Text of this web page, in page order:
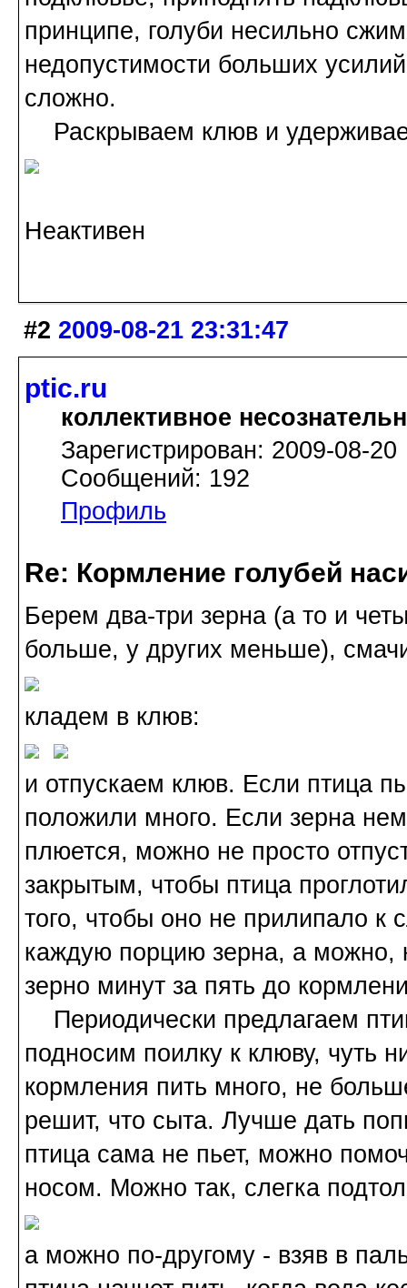
принципе, голуби несильно
недопустимости больших
сложно.
Раскрываем клюв и
Неактивен
#2 2009-08-21 23:31:47
ptic.ru
коллективное
Зарегистрирован: 2009-08-20
Сообщений: 192
Профиль
Re: Кормление голубей
Берем два-три зерна (а то и
больше, у других меньше),
кладем в клюв:
и отпускаем клюв. Если птица
положили много. Если зерна
плюется, можно не просто
закрытым, чтобы птица
того, чтобы оно не прилипало к
каждую порцию зерна, а можно,
зерно минут за пять до
Периодически предлагаем
подносим поилку к клюву, чуть
кормления пить много, не
решит, что сыта. Лучше дать
птица сама не пьет, можно
носом. Можно так, слегка
а можно по-другому - взяв в